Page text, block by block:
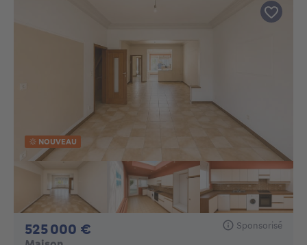
NOUVEAU
525 000 € Sponsorisé